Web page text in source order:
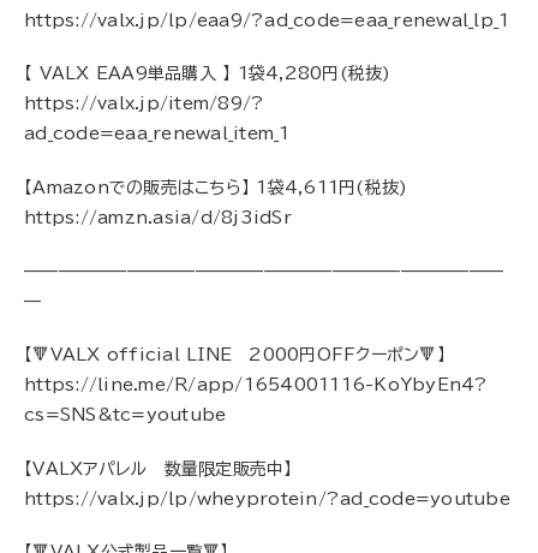
https://valx.jp/lp/eaa9/?ad_code=eaa_renewal_lp_1
【 VALX EAA9単品購入 】 1袋4,280円(税抜)
https://valx.jp/item/89/?
ad_code=eaa_renewal_item_1
【Amazonでの販売はこちら】 1袋4,611円(税抜)
https://amzn.asia/d/8j3idSr
————————————————————————————
—
【🔻VALX official LINE 2000円OFFクーポン🔻】
https://line.me/R/app/1654001116-KoYbyEn4?
cs=SNS&tc=youtube
【VALXアパレル 数量限定販売中】
https://valx.jp/lp/wheyprotein/?ad_code=youtube